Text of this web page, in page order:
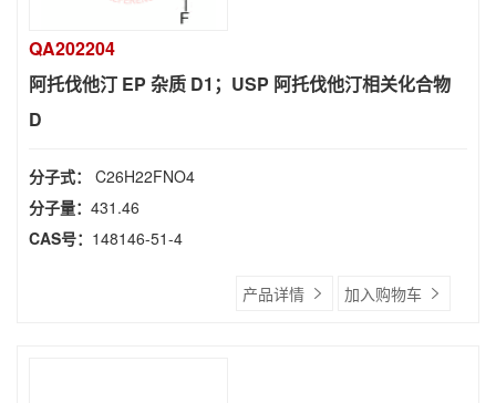
QA202204
阿托伐他汀 EP 杂质 D1；USP 阿托伐他汀相关化合物
D
分子式： C26H22FNO4
分子量： 431.46
CAS号： 148146-51-4
产品详情 加入购物车